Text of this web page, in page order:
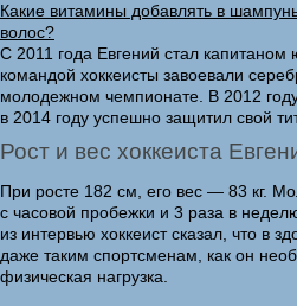
Какие витамины добавлять в
волос?
С 2011 года Евгений стал
командой хоккеисты завоевали
молодежном чемпионате. В 2012
в 2014 году успешно защитил свой
Рост и вес хоккеиста
При росте 182 см, его вес — 83 кг.
с часовой пробежки и 3 раза в
из интервью хоккеист сказал, что в
даже таким спортсменам, как он
физическая нагрузка.